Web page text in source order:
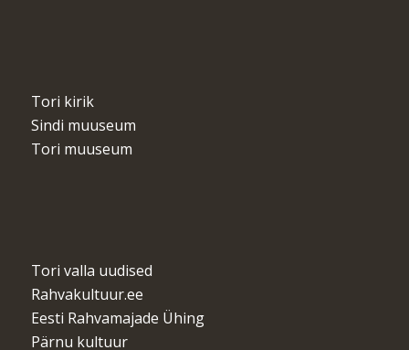
Tori kirik
Sindi muuseum
Tori muuseum
Tori valla uudised
Rahvakultuur.ee
Eesti Rahvamajade Ühing
Pärnu kultuur